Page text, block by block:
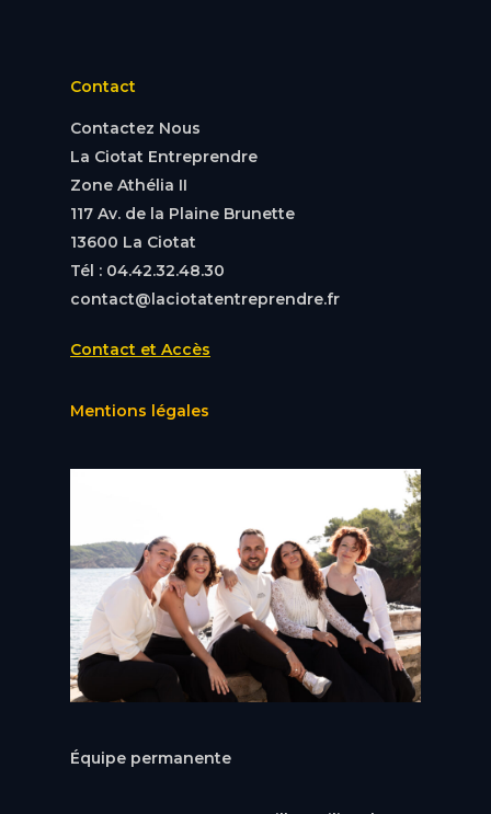
Contact
Contactez Nous
La Ciotat Entreprendre
Zone Athélia II
117 Av. de la Plaine Brunette
13600 La Ciotat
Tél : 04.42.32.48.30
contact@laciotatentreprendre.fr
Contact et Accès
Mentions légales
Équipe permanente